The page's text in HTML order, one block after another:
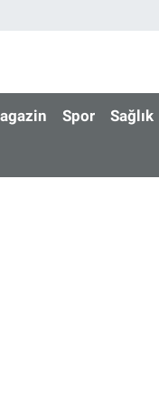
Spor Sağlık